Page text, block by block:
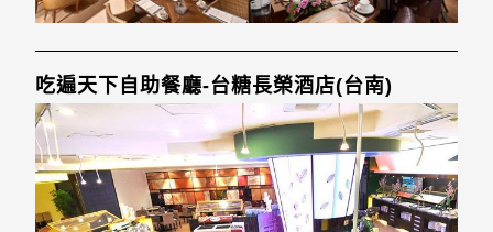
吃遍天下自助餐廳-台糖長榮酒店(台南)